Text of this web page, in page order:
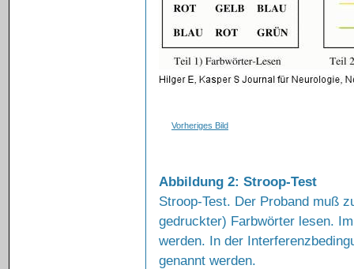
Vorheriges Bild
Abbildung 2: Stroop-Test
Stroop-Test. Der Proband muß
gedruckter) Farbwörter lesen.
werden. In der
genannt werden.